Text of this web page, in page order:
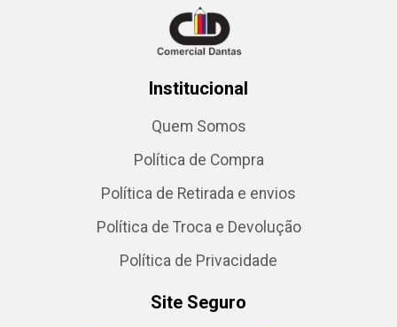
Institucional
Quem Somos
Política de Compra
Política de Retirada e envios
Política de Troca e Devolução
Política de Privacidade
Site Seguro